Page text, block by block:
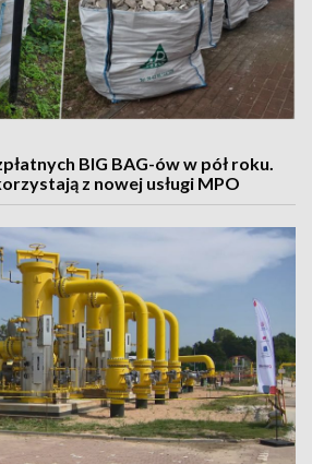
BIG BAG-ów w pół roku.
z nowej usługi MPO